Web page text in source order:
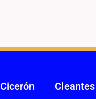
Cicerón
Cleantes